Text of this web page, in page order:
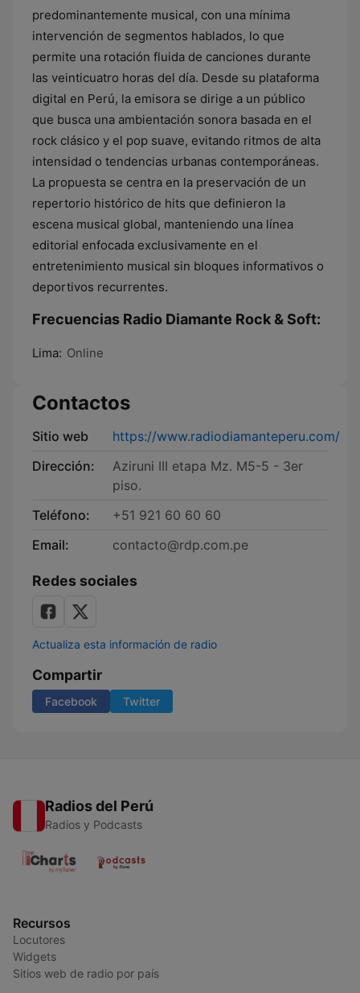
predominantemente musical, con una mínima
intervención de segmentos hablados, lo que
permite una rotación fluida de canciones durante
las veinticuatro horas del día. Desde su plataforma
digital en Perú, la emisora se dirige a un público
que busca una ambientación sonora basada en el
rock clásico y el pop suave, evitando ritmos de alta
intensidad o tendencias urbanas contemporáneas.
La propuesta se centra en la preservación de un
repertorio histórico de hits que definieron la
escena musical global, manteniendo una línea
editorial enfocada exclusivamente en el
entretenimiento musical sin bloques informativos o
deportivos recurrentes.
Frecuencias Radio Diamante Rock & Soft:
Lima: Online
Contactos
Sitio web
https://www.radiodiamanteperu.com/
Dirección:
Aziruni III etapa Mz. M5-5 - 3er
piso.
Teléfono:
+51 921 60 60 60
Email:
contacto@rdp.com.pe
Redes sociales
Actualiza esta información de radio
Compartir
Facebook Twitter
Radios del Perú
Radios y Podcasts
Recursos
Locutores
Widgets
Sitios web de radio por país